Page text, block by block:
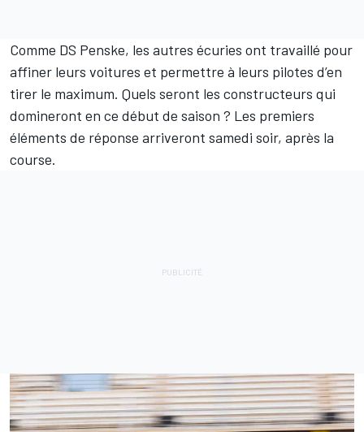
Comme DS Penske, les autres écuries ont travaillé pour
affiner leurs voitures et permettre à leurs pilotes d’en
tirer le maximum. Quels seront les constructeurs qui
domineront en ce début de saison ? Les premiers
éléments de réponse arriveront samedi soir, après la
course.